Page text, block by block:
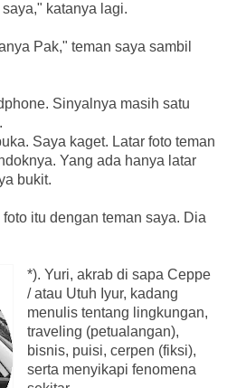
katanya lagi.
Pak," teman saya sambil
Sinyalnya masih satu
Saya kaget. Latar foto teman
Yang ada hanya latar
bukit.
itu dengan teman saya. Dia
*). Yuri, akrab di sapa Ceppe
/ atau Utuh Iyur, kadang
menulis tentang lingkungan,
traveling (petualangan),
bisnis, puisi, cerpen (fiksi),
serta menyikapi fenomena